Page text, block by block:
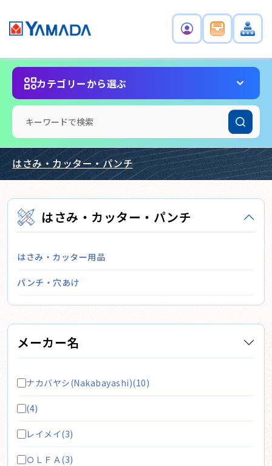
カテゴリーから選ぶ
はさみ・カッター・パンチ
はさみ・カッター・パンチ
はさみ・カッター用品
パンチ・穴あけ
メーカー名
ナカバヤシ(Nakabayashi)(10)
(4)
レイメイ(3)
ＯＬＦＡ(3)